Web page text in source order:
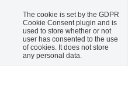
The cookie is set by the GDPR
Cookie Consent plugin and is
used to store whether or not
user has consented to the use
of cookies. It does not store
any personal data.